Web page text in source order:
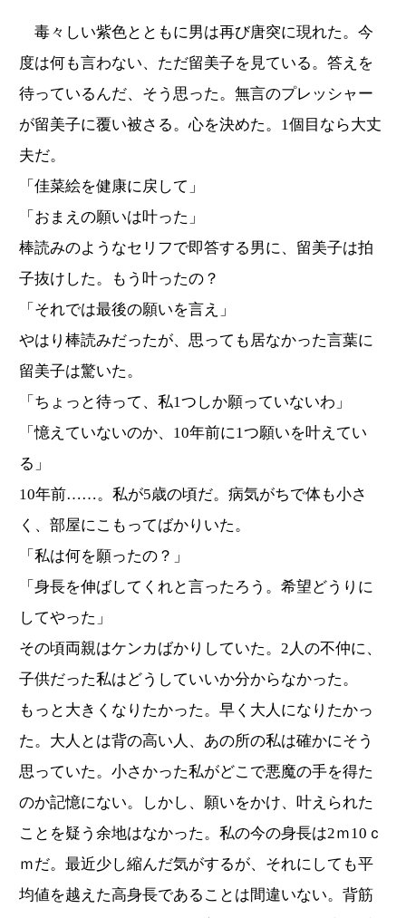
毒々しい紫色とともに男は再び唐突に現れた。今
度は何も言わない、ただ留美子を見ている。答えを
待っているんだ、そう思った。無言のプレッシャー
が留美子に覆い被さる。心を決めた。1個目なら大丈
夫だ。
「佳菜絵を健康に戻して」
「おまえの願いは叶った」
棒読みのようなセリフで即答する男に、留美子は拍
子抜けした。もう叶ったの？
「それでは最後の願いを言え」
やはり棒読みだったが、思っても居なかった言葉に
留美子は驚いた。
「ちょっと待って、私1つしか願っていないわ」
「憶えていないのか、10年前に1つ願いを叶えてい
る」
10年前……。私が5歳の頃だ。病気がちで体も小さ
く、部屋にこもってばかりいた。
「私は何を願ったの？」
「身長を伸ばしてくれと言ったろう。希望どうりに
してやった」
その頃両親はケンカばかりしていた。2人の不仲に、
子供だった私はどうしていいか分からなかった。
もっと大きくなりたかった。早く大人になりたかっ
た。大人とは背の高い人、あの所の私は確かにそう
思っていた。小さかった私がどこで悪魔の手を得た
のか記憶にない。しかし、願いをかけ、叶えられた
ことを疑う余地はなかった。私の今の身長は2ｍ10ｃ
ｍだ。最近少し縮んだ気がするが、それにしても平
均値を越えた高身長であることは間違いない。背筋